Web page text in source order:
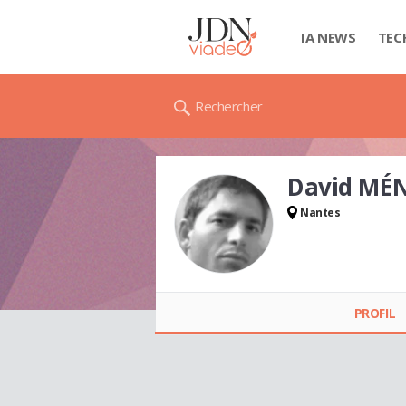
IA NEWS
Rechercher
David
Nantes
PROFIL